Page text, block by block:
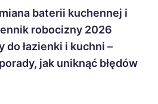
baterii kuchennej i
robocizny 2026
do łazienki i kuchni –
jak uniknąć błędów